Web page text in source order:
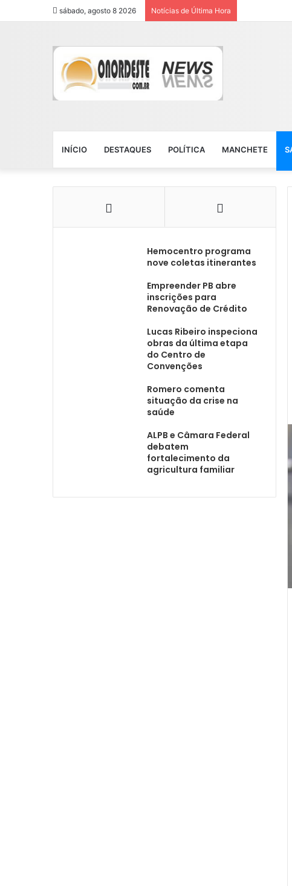
sábado, agosto 8 2026 Notícias de Última Hora
INÍCIO DESTAQUES POLÍTICA MANCHETE
Hemocentro programa
nove coletas itinerantes
Empreender PB abre
inscrições para
Renovação de Crédito
Lucas Ribeiro inspeciona
obras da última etapa
do Centro de
Convenções
Romero comenta
situação da crise na
saúde
ALPB e Câmara Federal
debatem
fortalecimento da
agricultura familiar